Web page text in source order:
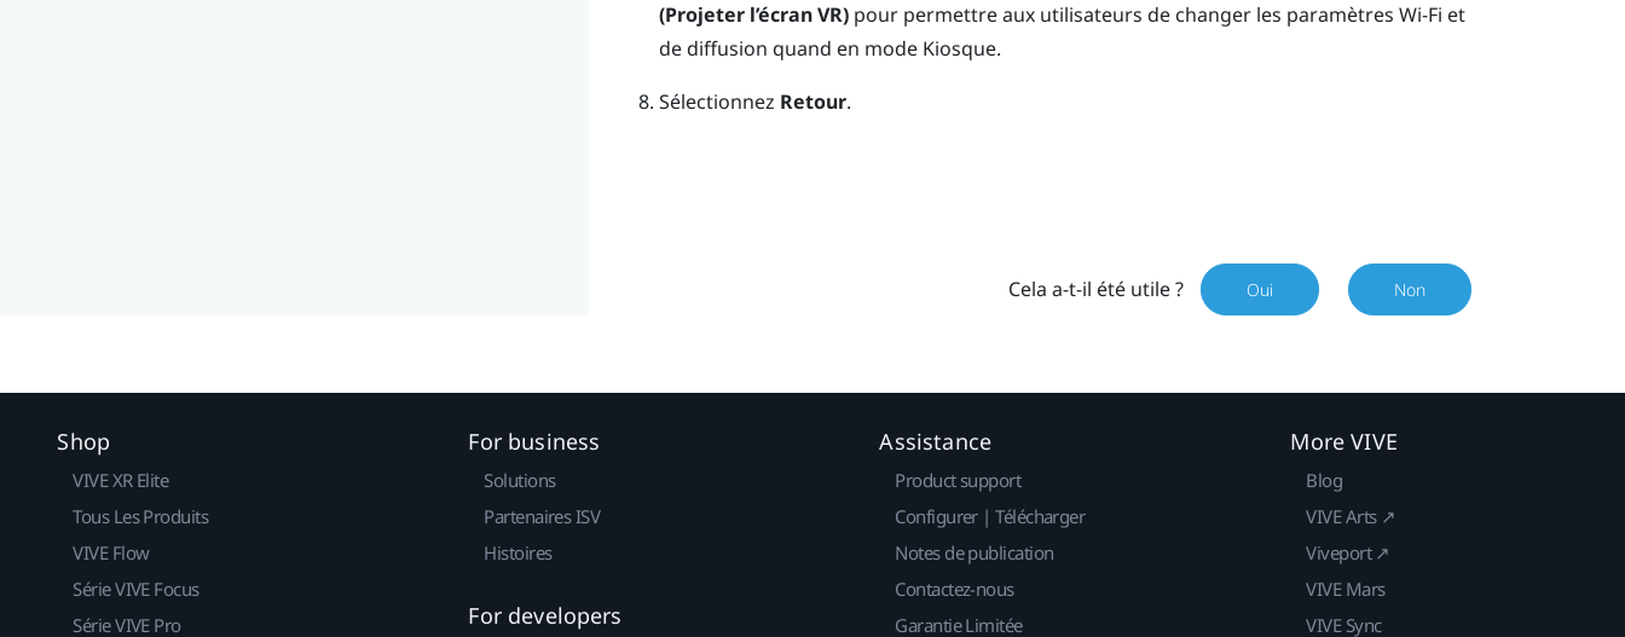
(Projeter l’écran VR)pour permettre aux utilisateurs de changer les paramètres Wi-Fi et
de diffusion quand en mode Kiosque.
Sélectionnez Retour.
Cela a-t-il été utile ? Oui Non
Shop
VIVE XR Elite
Tous Les Produits
VIVE Flow
Série VIVE Focus
Série VIVE Pro
For business
Solutions
Partenaires ISV
Histoires
For developers
Assistance
Product support
Configurer | Télécharger
Notes de publication
Contactez-nous
Garantie Limitée
More VIVE
Blog
VIVE Arts ↗
Viveport ↗
VIVE Mars
VIVE Sync